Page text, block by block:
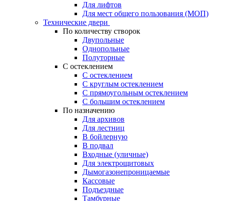
Для лифтов
Для мест общего пользования (МОП)
Технические двери
По количеству створок
Двупольные
Однопольные
Полуторные
С остеклением
С остеклением
С круглым остеклением
С прямоугольным остеклением
С большим остеклением
По назначению
Для архивов
Для лестниц
В бойлерную
В подвал
Входные (уличные)
Для электрощитовых
Дымогазонепроницаемые
Кассовые
Подъездные
Тамбурные